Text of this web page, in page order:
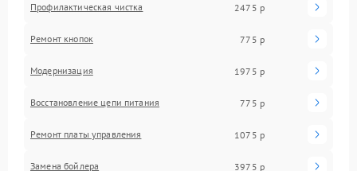
Профилактическая чистка 2475 р
Ремонт кнопок 775 р
Модернизация 1975 р
Восстановление цепи питания 775 р
Ремонт платы управления 1075 р
Замена бойлера 3975 р